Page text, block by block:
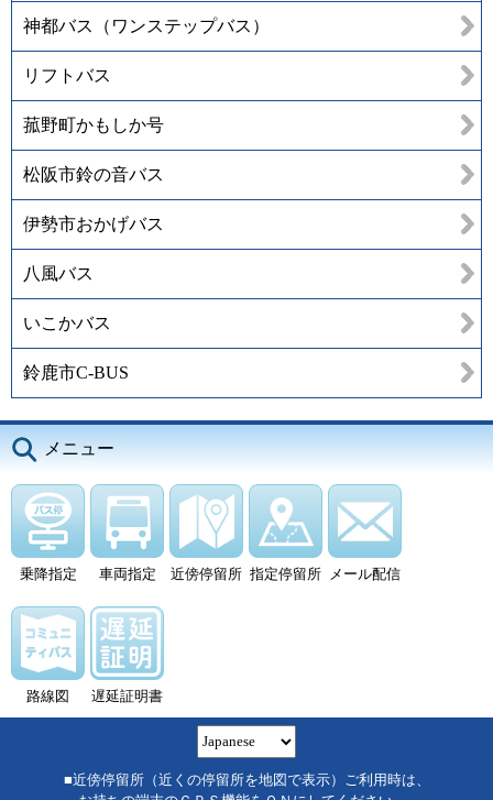
神都バス（ワンステップバス）
リフトバス
菰野町かもしか号
松阪市鈴の音バス
伊勢市おかげバス
八風バス
いこかバス
鈴鹿市C-BUS
メニュー
乗降指定 車両指定 近傍停留所 指定停留所 メール配信
路線図 遅延証明書
■近傍停留所（近くの停留所を地図で表示）ご利用時は、